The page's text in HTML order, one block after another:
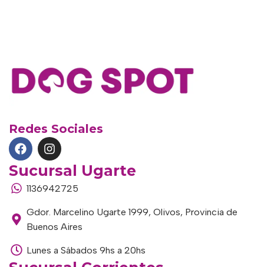
Redes Sociales
Sucursal Ugarte
1136942725
Gdor. Marcelino Ugarte 1999, Olivos, Provincia de
Buenos Aires
Lunes a Sábados 9hs a 20hs